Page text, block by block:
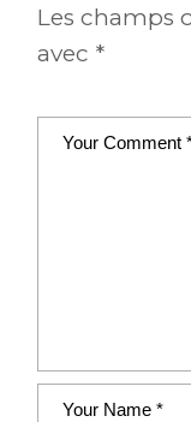
Les champs
avec *